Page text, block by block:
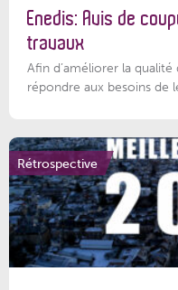
Enedis: Avis de
travaux
Afin d’améliorer la
répondre aux besoins de
Rétrospective